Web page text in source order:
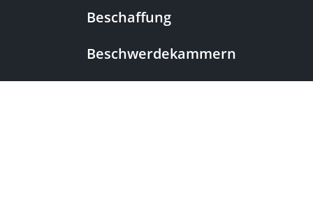
Beschaffung
Beschwerdekammern